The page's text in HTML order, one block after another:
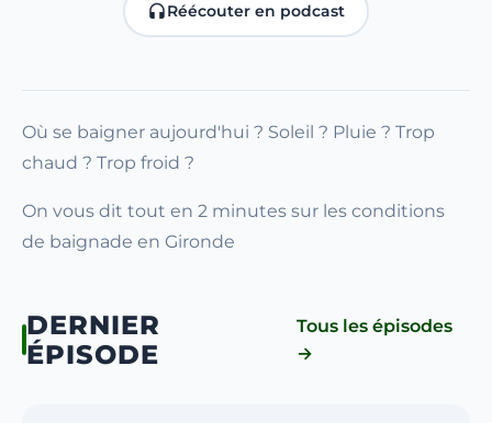
Réécouter en podcast
Où se baigner aujourd'hui ? Soleil ? Pluie ? Trop
chaud ? Trop froid ?
On vous dit tout en 2 minutes sur les conditions
de baignade en Gironde
DERNIER
ÉPISODE
Tous les épisodes
→